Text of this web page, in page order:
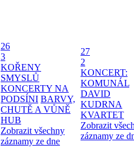
26
3
KOŘENY
SMYSLŮ
KONCERTY NA
PODSÍNI BARVY,
CHUTĚ A VŮNĚ
HUB
Zobrazit všechny
záznamy ze dne
27
2
KONCERT:
KOMUNÁL
DAVID
KUDRNA
KVARTET
Zobrazit
záznamy ze